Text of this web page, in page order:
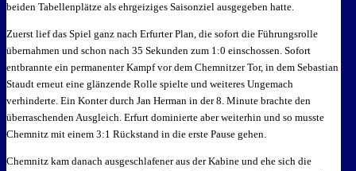
beiden Tabellenplätze als ehrgeiziges Saisonziel ausgegeben hatte.
Zuerst lief das Spiel ganz nach Erfurter Plan, die sofort die Führungsrolle
übernahmen und schon nach 35 Sekunden zum 1:0 einschossen. Sofort
entbrannte ein permanenter Kampf vor dem Chemnitzer Tor, in dem Sebastian
Staudt erneut eine glänzende Rolle spielte und weiteres Ungemach
verhinderte. Ein Konter durch Jan Herman in der 8. Minute brachte den
überraschenden Ausgleich. Erfurt dominierte aber weiterhin und so musste
Chemnitz mit einem 3:1 Rückstand in die erste Pause gehen.
Chemnitz kam danach ausgeschlafener aus der Kabine und ehe sich die